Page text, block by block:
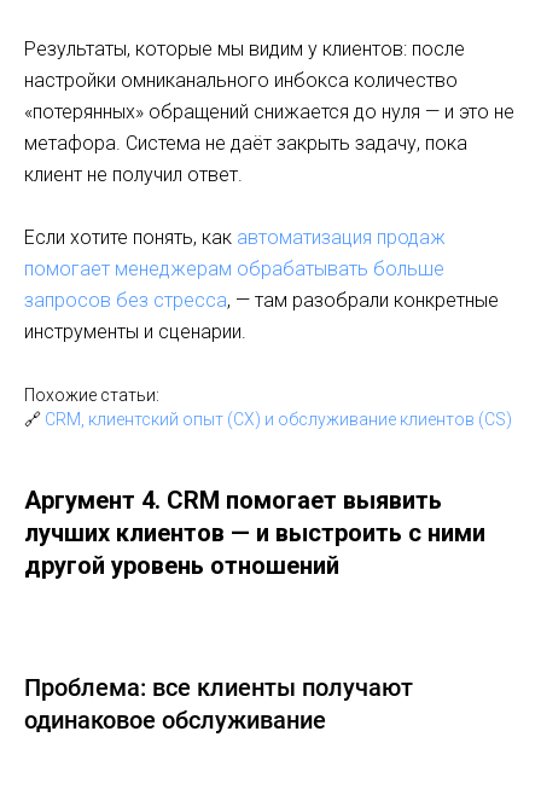
Результаты, которые мы видим у клиентов: после
настройки омниканального инбокса количество
«потерянных» обращений снижается до нуля — и это не
метафора. Система не даёт закрыть задачу, пока
клиент не получил ответ.
Если хотите понять, как автоматизация продаж
помогает менеджерам обрабатывать больше
запросов без стресса, — там разобрали конкретные
инструменты и сценарии.
Похожие статьи:
🔗 CRM, клиентский опыт (CX) и обслуживание клиентов (CS)
Аргумент 4. CRM помогает выявить
лучших клиентов — и выстроить с ними
другой уровень отношений
Проблема: все клиенты получают
одинаковое обслуживание